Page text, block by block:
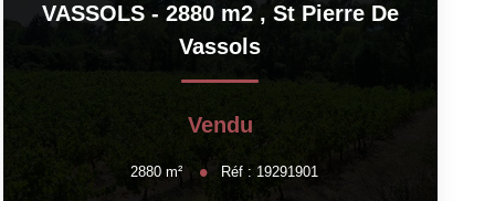
VASSOLS - 2880 m2 , St Pierre De
Vassols
Vendu
2880m² Réf : 19291901